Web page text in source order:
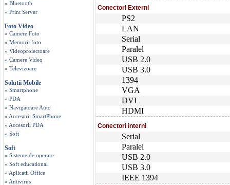
» Bluetooth
» Print Server
Foto Video
» Camere Foto
» Memorii foto
» Videoproiectoare
» Camere Video
» Televizoare
Solutii Mobile
» Smartphone
» PDA
» Navigatoare Auto
» Accesorii SmartPhone
» Accesorii PDA
» Soft
Soft
» Sisteme de operare
» Soft educational
» Aplicatii Office
» Antivirus
Conectori Externi
PS2
LAN
Serial
Paralel
USB 2.0
USB 3.0
1394
VGA
DVI
HDMI
Conectori interni
Serial
Paralel
USB 2.0
USB 3.0
IEEE 1394